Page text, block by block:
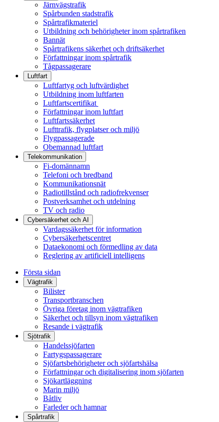
Järnvägstrafik
Spårbunden stadstrafik
Spårtrafikmateriel
Utbildning och behörigheter inom spårtrafiken
Bannät
Spårtrafikens säkerhet och driftsäkerhet
Författningar inom spårtrafik
Tågpassagerare
Luftfart
Luftfartyg och luftvärdighet
Utbildning inom luftfarten
Luftfartscertifikat
Författningar inom luftfart
Luftfartssäkerhet
Lufttrafik, flygplatser och miljö
Flygpassagerade
Obemannad luftfart
Telekommunikation
Fi-domännamn
Telefoni och bredband
Kommunikationsnät
Radiotillstånd och radiofrekvenser
Postverksamhet och utdelning
TV och radio
Cybersäkerhet och AI
Vardagssäkerhet för information
Cybersäkerhetscentret
Dataekonomi och förmedling av data
Reglering av artificiell intelligens
Första sidan
Vägtrafik
Bilister
Transportbranschen
Övriga företag inom vägtrafiken
Säkerhet och tillsyn inom vägtrafiken
Resande i vägtrafik
Sjötrafik
Handelssjöfarten
Fartygspassagerare
Sjöfartsbehörigheter och sjöfartshälsa
Författningar och digitalisering inom sjöfarten
Sjökartläggning
Marin miljö
Båtliv
Farleder och hamnar
Spårtrafik